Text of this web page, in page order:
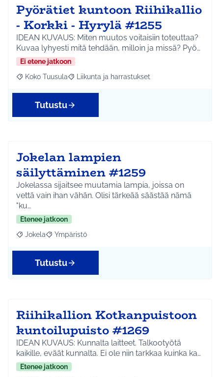
Pyörätiet kuntoon Riihikallio
- Korkki - Hyrylä #1255
IDEAN KUVAUS: Miten muutos voitaisiin toteuttaa?
Kuvaa lyhyesti mitä tehdään, milloin ja missä? Pyö…
Ei etene jatkoon
Rajaa tulokset aihepiirin mukaan: Koko Tuusula
Koko Tuusula Rajaa tulokset teeman mukaan: Liikunta ja
Liikunta ja harrastukset
Tutustu
Jokelan lampien
säilyttäminen #1259
Jokelassa sijaitsee muutamia lampia, joissa on
vettä vain ihan vähän. Olisi tärkeää säästää nämä
"ku…
Etenee jatkoon
Rajaa tulokset aihepiirin mukaan: Jokela
Jokela Rajaa tulokset teeman mukaan: Ympäristö
Ympäristö
Tutustu
Riihikallion Kotkanpuistoon
kuntoilupuisto #1269
IDEAN KUVAUS: Kunnalta laitteet. Talkootyötä
kaikille, eväät kunnalta. Ei ole niin tarkkaa kuinka ka…
Etenee jatkoon